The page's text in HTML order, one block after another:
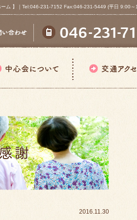
ム 】｜Tel:046-231-7152 Fax:046-231-5449 (平日 9:00
2016.11.30